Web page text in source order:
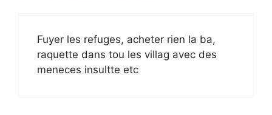
Fuyer les refuges, acheter rien la ba,
raquette dans tou les villag avec des
meneces insultte etc